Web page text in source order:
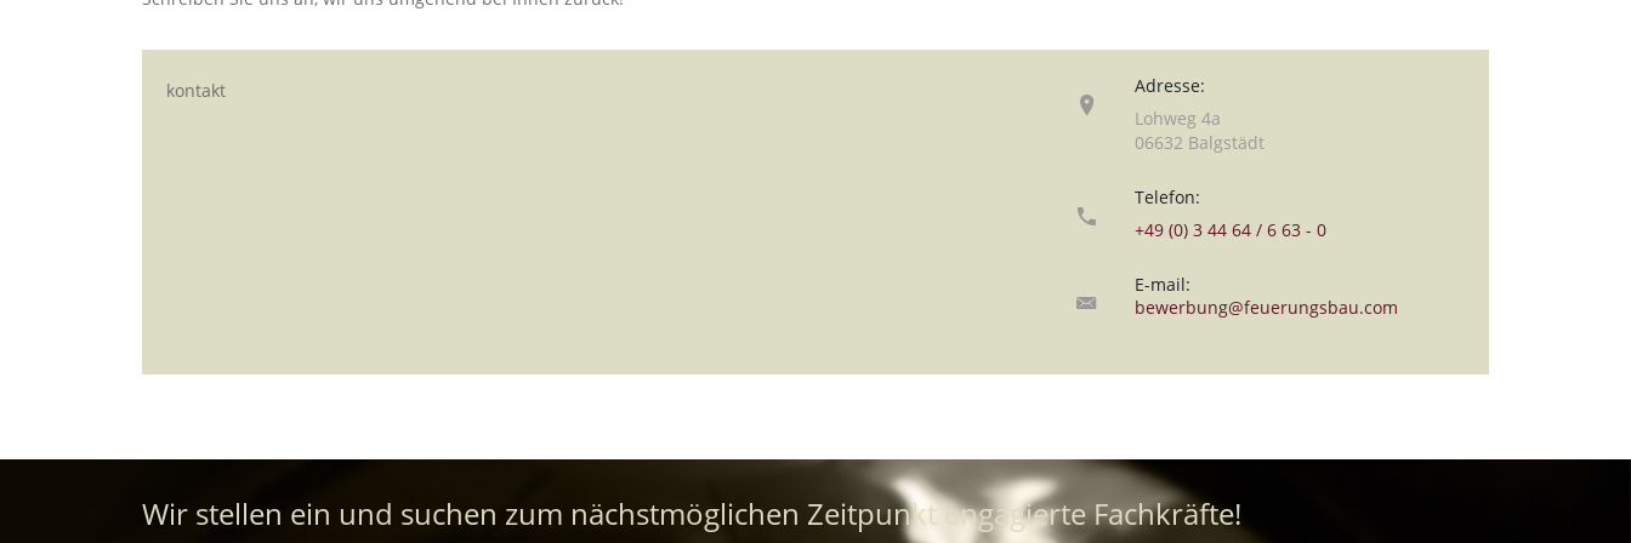
kontakt
Adresse:
Lohweg 4a
06632 Balgstädt
Telefon:
+49 (0) 3 44 64 / 6 63 - 0
E-mail:
bewerbung@feuerungsbau.com
Wir stellen ein und suchen zum nächstmöglichen Zeitpunkt engagierte Fachkräfte!